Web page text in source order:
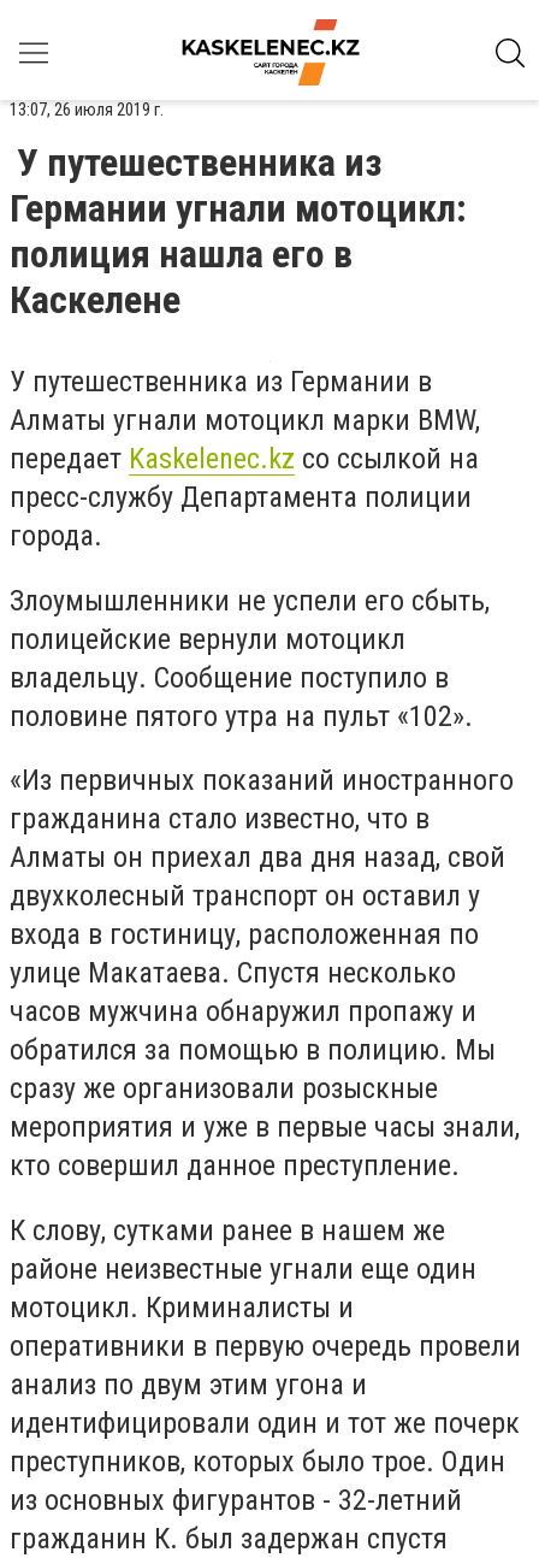
13:07, 26 июля 2019 г.
У путешественника из
Германии угнали мотоцикл:
полиция нашла его в
Каскелене
У путешественника из Германии в
Алматы угнали мотоцикл марки BMW,
передает Kaskelenec.kz со ссылкой на
пресс-службу Департамента полиции
города.
Злоумышленники не успели его сбыть,
полицейские вернули мотоцикл
владельцу. Сообщение поступило в
половине пятого утра на пульт «102».
«Из первичных показаний иностранного
гражданина стало известно, что в
Алматы он приехал два дня назад, свой
двухколесный транспорт он оставил у
входа в гостиницу, расположенная по
улице Макатаева. Спустя несколько
часов мужчина обнаружил пропажу и
обратился за помощью в полицию. Мы
сразу же организовали розыскные
мероприятия и уже в первые часы знали,
кто совершил данное преступление.
К слову, сутками ранее в нашем же
районе неизвестные угнали еще один
мотоцикл. Криминалисты и
оперативники в первую очередь провели
анализ по двум этим угона и
идентифицировали один и тот же почерк
преступников, которых было трое. Один
из основных фигурантов - 32-летний
гражданин К. был задержан спустя